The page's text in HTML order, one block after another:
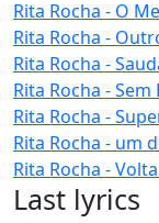
Rita Rocha - O
Rita Rocha -
Rita Rocha -
Rita Rocha -
Rita Rocha -
Rita Rocha - um
Rita Rocha -
Last lyrics